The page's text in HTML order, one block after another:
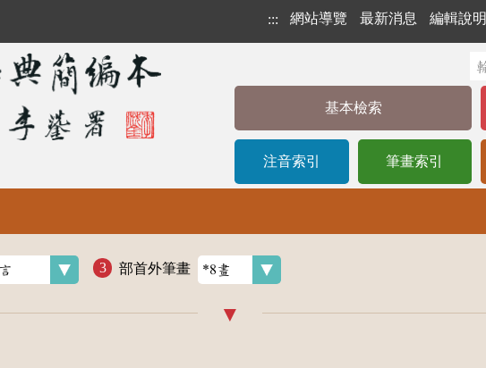
::: 網站導覽 最新消息 編輯說明
基本檢索
注音索引 筆畫索引
部首外筆畫